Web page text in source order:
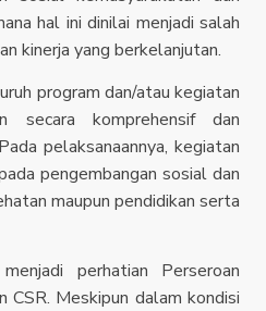
hal ini dinilai menjadi salah
kinerja yang berkelanjutan.
program dan/atau kegiatan
secara komprehensif dan
pelaksanaannya, kegiatan
pengembangan sosial dan
maupun pendidikan serta
perhatian Perseroan
CSR. Meskipun dalam kondisi